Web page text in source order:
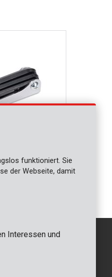
- 8 St.
funktioniert. Sie
der Webseite, damit
Interessen und